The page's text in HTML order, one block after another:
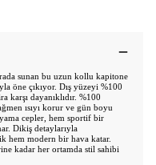
sunan bu uzun kollu kapitone
öne çıkıyor. Dış yüzeyi %100
dayanıklıdır. %100
ısıyı korur ve gün boyu
cepler, hem sportif bir
Dikiş detaylarıyla
hem modern bir hava katar.
kadar her ortamda stil sahibi